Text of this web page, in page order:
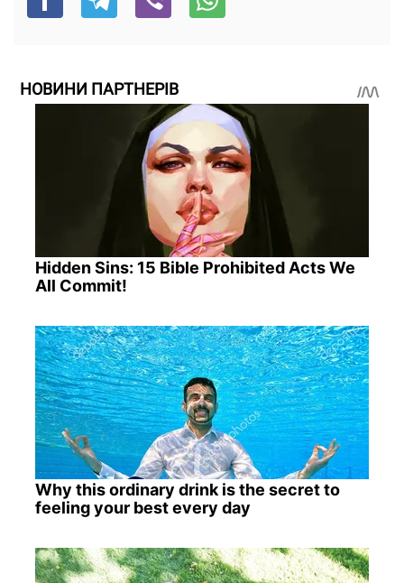
НОВИНИ ПАРТНЕРІВ
Hidden Sins: 15 Bible Prohibited Acts We
All Commit!
Why this ordinary drink is the secret to
feeling your best every day